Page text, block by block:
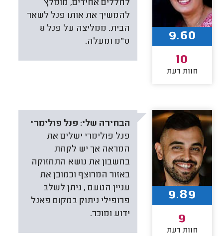
לחללים אחידים, מומלץ
להמשיך את אותו פנל לשאר
הבית. ממליצה על פנל 8
ס"מ ומעלה.
9.60
10
חוות דעת
הבחירה שלי: פנל פולימרי
פנל פולימרי ישלים את
המראה אך יש לקחת
בחשבון את נושא התחזוקה
באזור המרוצף וכמובן את
עניין הטעם , ניתן לשלב
פרופילי ניתוק במקום פאנל
ידוע ומוכר.
9.89
9
חוות דעת